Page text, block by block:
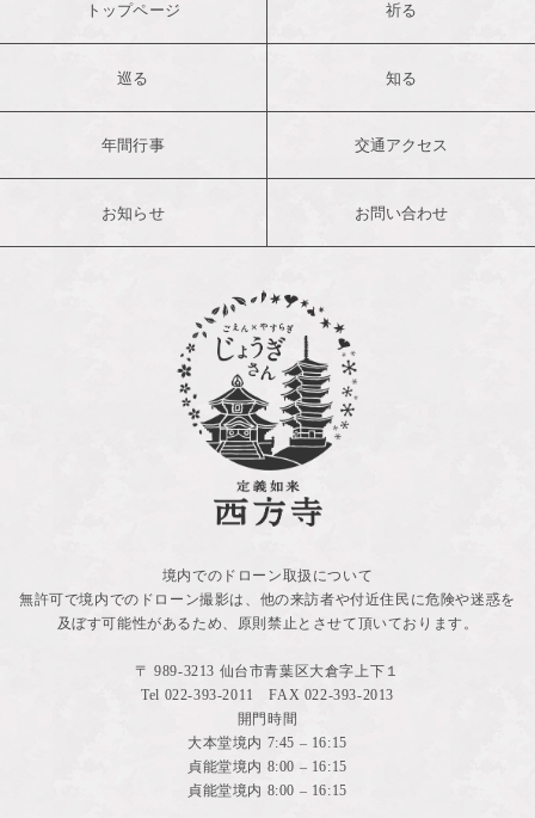
トップページ 祈る
巡る 知る
年間行事 交通アクセス
お知らせ お問い合わせ
境内でのドローン取扱について
無許可で境内でのドローン撮影は、他の来訪者や付近住民に危険や迷惑を
及ぼす可能性があるため、原則禁止とさせて頂いております。
〒 989-3213 仙台市青葉区大倉字上下１
Tel 022-393-2011
FAX 022-393-2013
開門時間
大本堂境内 7:45 – 16:15
貞能堂境内 8:00 – 16:15
貞能堂境内 8:00 – 16:15